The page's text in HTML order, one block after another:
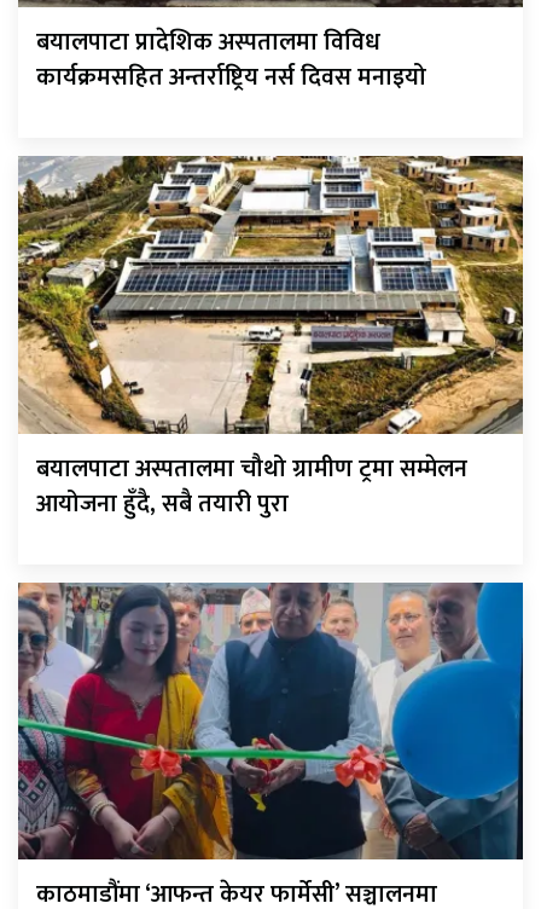
बयालपाटा प्रादेशिक अस्पतालमा विविध
कार्यक्रमसहित अन्तर्राष्ट्रिय नर्स दिवस मनाइयो
बयालपाटा अस्पतालमा चौथो ग्रामीण ट्रमा सम्मेलन
आयोजना हुँदै, सबै तयारी पुरा
काठमाडौंमा ‘आफन्त केयर फार्मेसी’ सञ्चालनमा